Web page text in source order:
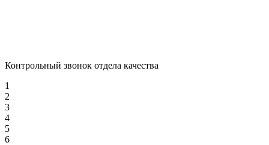
Контрольный звонок отдела качества
1
2
3
4
5
6